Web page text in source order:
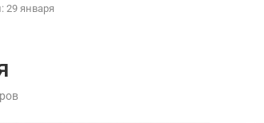
января